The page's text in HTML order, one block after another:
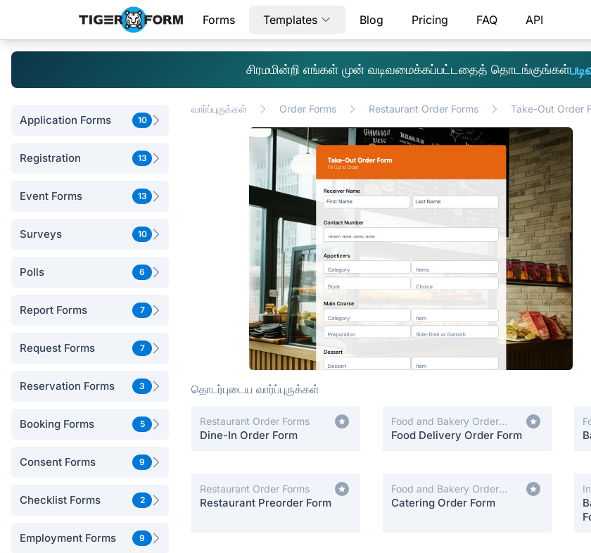
Forms Templates Blog Pricing FAQ API
சிரமமின்றி எங்கள் முன் வடிவமைக்கப்பட்டதைத் தொடங்குங்கள்
Application Forms 10
Registration 13
Event Forms 13
Surveys 10
Polls 6
Report Forms 7
Request Forms 7
Reservation Forms 3
Booking Forms 5
Consent Forms 9
Checklist Forms 2
Employment Forms 9
வார்ப்புருக்கள் Order Forms Restaurant Order Forms Take-Out Order
தொடர்புடைய வார்ப்புருக்கள்
Restaurant Order Forms
Dine-In Order Form
Food and Bakery Order
Forms
Food Delivery Order Form
Restaurant Order Forms
Restaurant Preorder Form
Food and Bakery Order
Forms
Catering Order Form